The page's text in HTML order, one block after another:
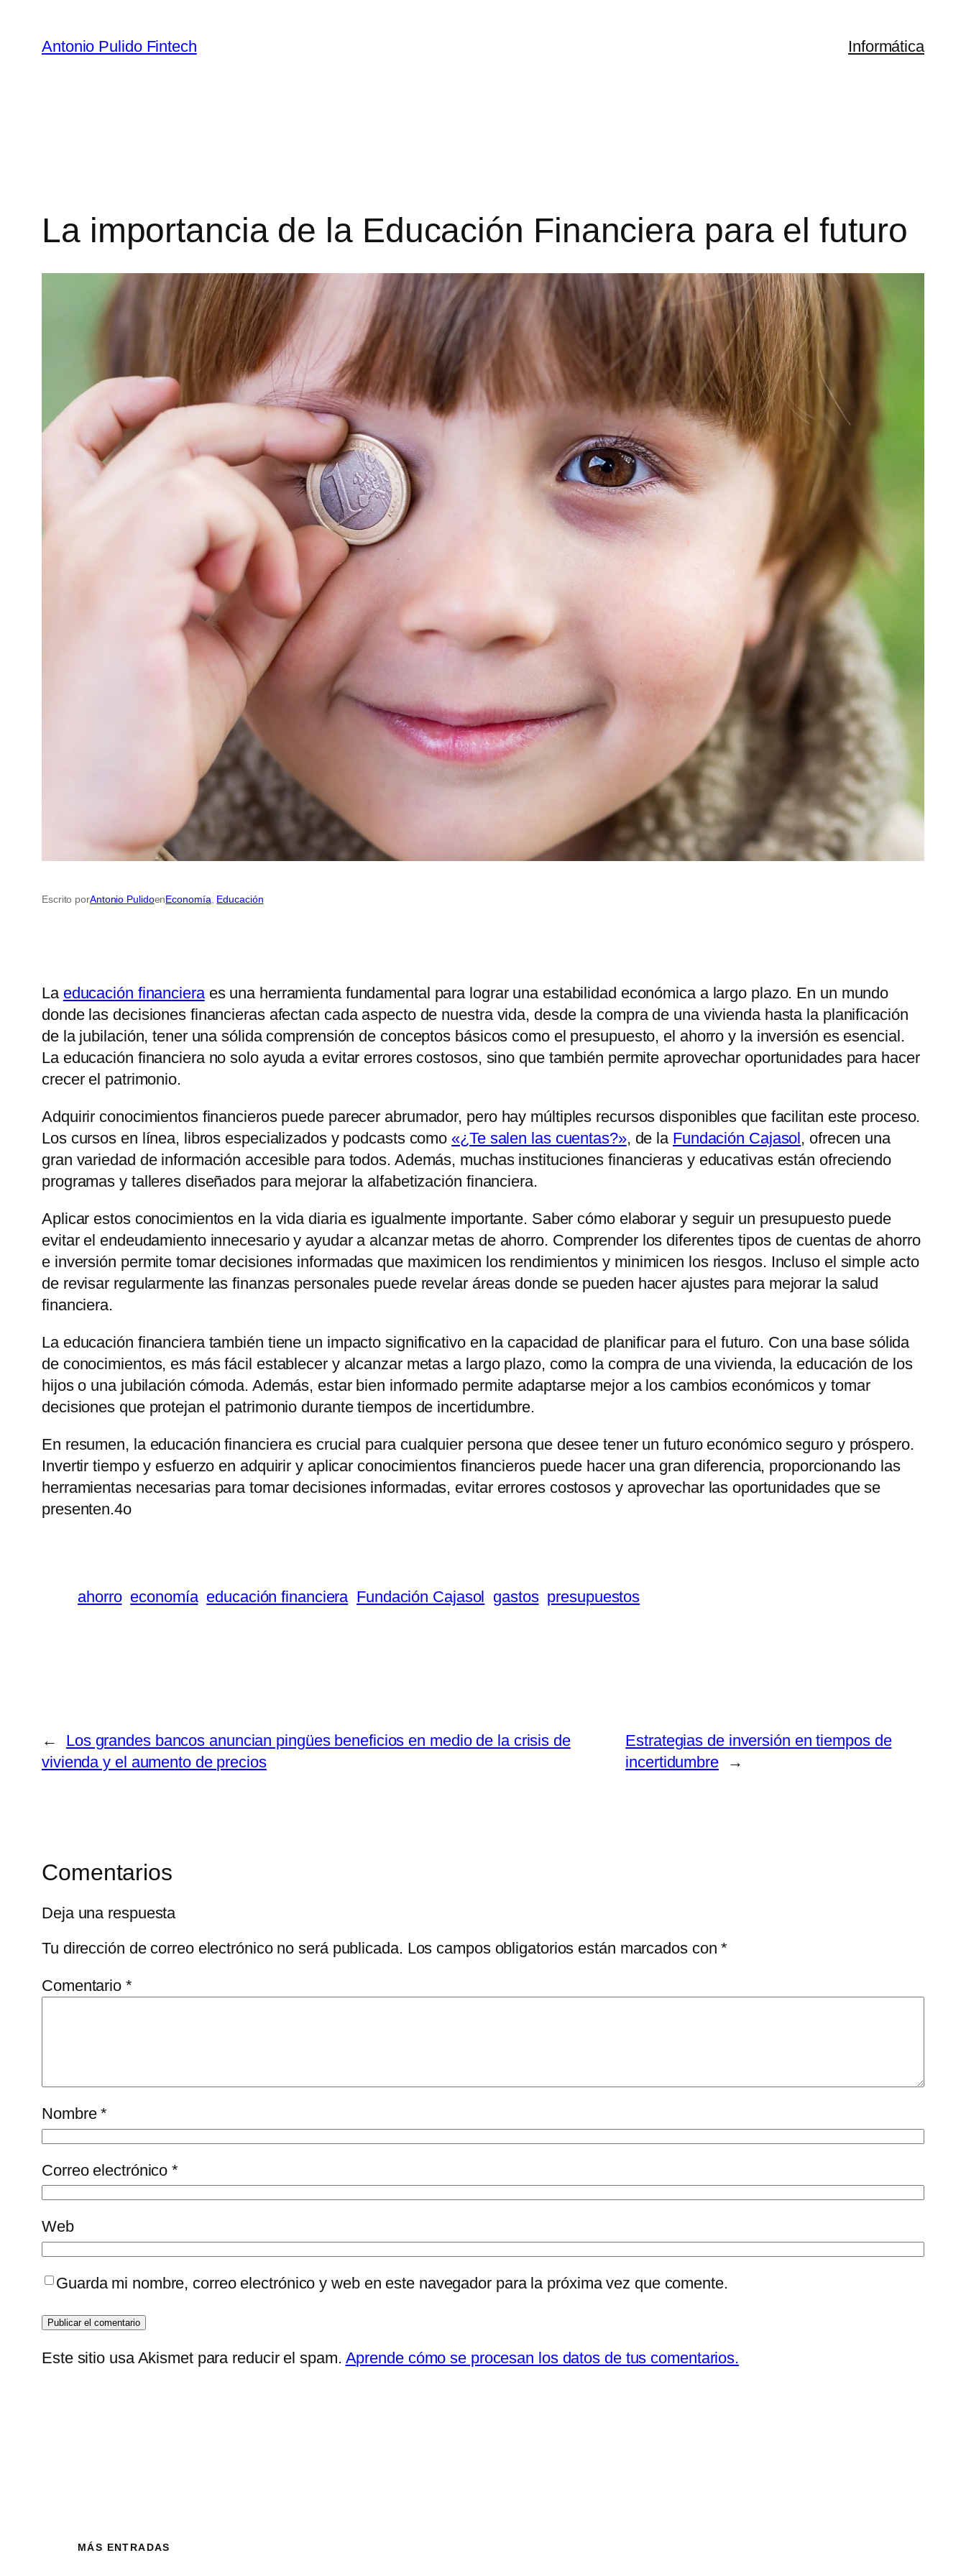
Antonio Pulido Fintech Informática
La importancia de la Educación Financiera para el futuro
Escrito porAntonio PulidoenEconomía, Educación
La educación financieraes una herramienta fundamental para lograr una estabilidad económica a largo plazo. En un mundo
donde las decisiones financieras afectan cada aspecto de nuestra vida, desde la compra de una vivienda hasta la planificación
de la jubilación, tener una sólida comprensión de conceptos básicos como el presupuesto, el ahorro y la inversión es esencial.
La educación financiera no solo ayuda a evitar errores costosos, sino que también permite aprovechar oportunidades para hacer
crecer el patrimonio.
Adquirir conocimientos financieros puede parecer abrumador, pero hay múltiples recursos disponibles que facilitan este proceso.
Los cursos en línea, libros especializados y podcasts como «¿Te salen las cuentas?», de la Fundación Cajasol , ofrecen una
gran variedad de información accesible para todos. Además, muchas instituciones financieras y educativas están ofreciendo
programas y talleres diseñados para mejorar la alfabetización financiera.
Aplicar estos conocimientos en la vida diaria es igualmente importante. Saber cómo elaborar y seguir un presupuesto puede
evitar el endeudamiento innecesario y ayudar a alcanzar metas de ahorro. Comprender los diferentes tipos de cuentas de ahorro
e inversión permite tomar decisiones informadas que maximicen los rendimientos y minimicen los riesgos. Incluso el simple acto
de revisar regularmente las finanzas personales puede revelar áreas donde se pueden hacer ajustes para mejorar la salud
financiera.
La educación financiera también tiene un impacto significativo en la capacidad de planificar para el futuro. Con una base sólida
de conocimientos, es más fácil establecer y alcanzar metas a largo plazo, como la compra de una vivienda, la educación de los
hijos o una jubilación cómoda. Además, estar bien informado permite adaptarse mejor a los cambios económicos y tomar
decisiones que protejan el patrimonio durante tiempos de incertidumbre.
En resumen, la educación financiera es crucial para cualquier persona que desee tener un futuro económico seguro y próspero.
Invertir tiempo y esfuerzo en adquirir y aplicar conocimientos financieros puede hacer una gran diferencia, proporcionando las
herramientas necesarias para tomar decisiones informadas, evitar errores costosos y aprovechar las oportunidades que se
presenten.4o
ahorro economía educación financiera Fundación Cajasol gastos presupuestos
←
Los grandes bancos anuncian pingües beneficios en medio de la crisis de
vivienda y el aumento de precios
Estrategias de inversión en tiempos de
incertidumbre
→
Comentarios
Deja una respuesta
Tu dirección de correo electrónico no será publicada. Los campos obligatorios están marcados con*
Comentario *
Nombre*
Correo electrónico*
Web
Guarda mi nombre, correo electrónico y web en este navegador para la próxima vez que comente.
Este sitio usa Akismet para reducir el spam. Aprende cómo se procesan los datos de tus comentarios.
MÁS ENTRADAS